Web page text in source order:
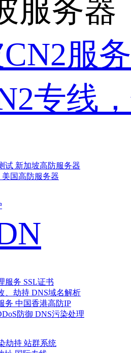
服务器
服
专线
试 新加坡高防服务器
美国高防服务器
服务 SSL证书
、劫持 DNS域名解析
务 中国香港高防IP
防御 DNS污染处理
劫持 站群系统